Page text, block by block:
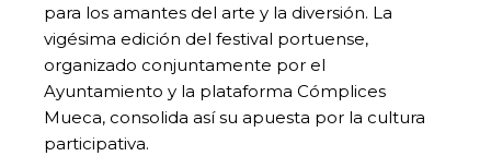
para los amantes del arte y la diversión. La
vigésima edición del festival portuense,
organizado conjuntamente por el
Ayuntamiento y la plataforma Cómplices
Mueca, consolida así su apuesta por la cultura
participativa.